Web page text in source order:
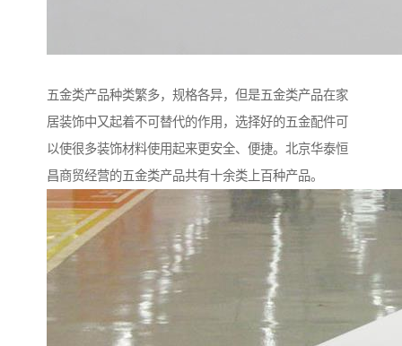
五金类产品种类繁多，规格各异，但是五金类产品在家
居装饰中又起着不可替代的作用，选择好的五金配件可
以使很多装饰材料使用起来更安全、便捷。北京华泰恒
昌商贸经营的五金类产品共有十余类上百种产品。